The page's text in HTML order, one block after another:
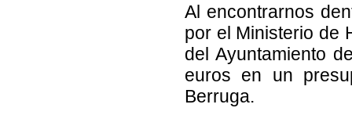
Al encontrarnos
por el Ministerio de
del Ayuntamiento
euros en un
Berruga.